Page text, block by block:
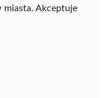
miasta. Akceptuje